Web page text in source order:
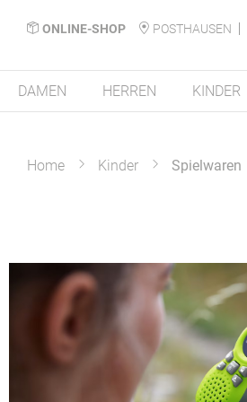
ONLINE-SHOP POSTHAUSEN
DAMEN HERREN KINDER
Home Kinder Spielwaren